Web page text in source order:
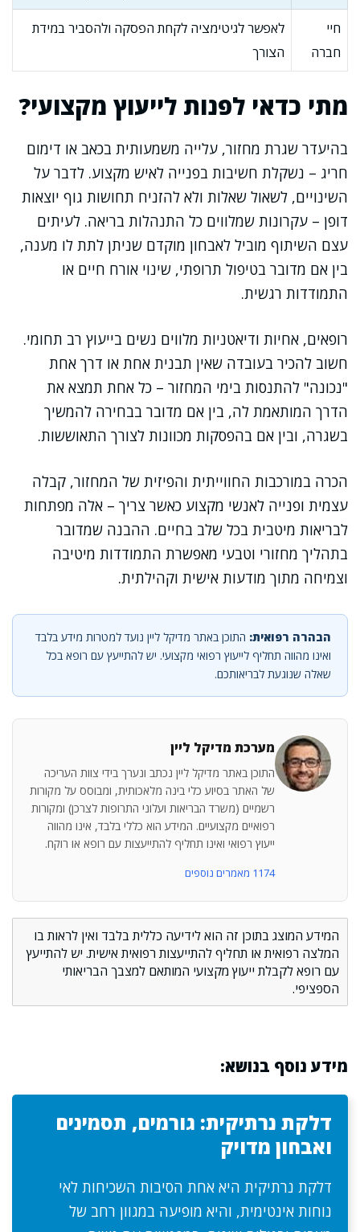
חיי
חברה
לאפשר לגיטימציה לקחת הפסקה ולהסביר במידת
הצורך
מתי כדאי לפנות לייעוץ מקצועי?
בהיעדר שגרת מחזור, עלייה משמעותית בכאב או דימום
חריג – נשקלת חשיבות בפנייה לאיש מקצוע. לדבר על
השינויים, לשאול שאלות ולא להזניח תחושות גוף יוצאות
דופן – עקרונות שמלווים כל התנהלות בריאה. לעיתים
עצם השיתוף מוביל לאבחון מוקדם שניתן לתת לו מענה,
בין אם מדובר בטיפול תרופתי, שינוי אורח חיים או
התמודדות רגשית.
רופאים, אחיות ודיאטניות מלווים נשים בייעוץ רב תחומי.
חשוב להכיר בעובדה שאין תבנית אחת או דרך אחת
"נכונה" להתנסות בימי המחזור – כל אחת תמצא את
הדרך המותאמת לה, בין אם מדובר בבחירה להמשיך
בשגרה, ובין אם בהפסקות מכוונות לצורך התאוששות.
הכרה במורכבות החווייתית והפיזית של המחזור, קבלה
עצמית ופנייה לאנשי מקצוע כאשר צריך – אלה מפתחות
לבריאות מיטבית בכל שלב בחיים. ההבנה שמדובר
בתהליך מחזורי וטבעי מאפשרת התמודדות מיטיבה
וצמיחה מתוך מודעות אישית וקהילתית.
הבהרה רפואית: התוכן באתר מדיקל ליין נועד למטרות מידע בלבד
ואינו מהווה תחליף לייעוץ רפואי מקצועי. יש להתייעץ עם רופא בכל
שאלה שנוגעת לבריאותכם.
מערכת מדיקל ליין
התוכן באתר מדיקל ליין נכתב ונערך בידי צוות העריכה
של האתר בסיוע כלי בינה מלאכותית, ומבוסס על מקורות
רשמיים (משרד הבריאות ועלוני התרופות לצרכן) ומקורות
רפואיים מקצועיים. המידע הוא כללי בלבד, אינו מהווה
ייעוץ רפואי ואינו תחליף להתייעצות עם רופא או רוקח.
1174 מאמרים נוספים
המידע המוצג בתוכן זה הוא לידיעה כללית בלבד ואין לראות בו
המלצה רפואית או תחליף להתייעצות רפואית אישית. יש להתייעץ
עם רופא לקבלת ייעוץ מקצועי המותאם למצבך הבריאותי
הספציפי.
מידע נוסף בנושא:
דלקת נרתיקית: גורמים, תסמינים
ואבחון מדויק
דלקת נרתיקית היא אחת הסיבות השכיחות לאי
נוחות אינטימית, והיא מופיעה במגוון רחב של